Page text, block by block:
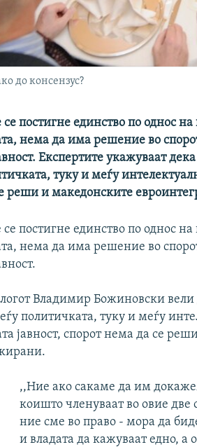
до консензус?
постигне единство по однос
нема да има решение во
Експертите укажуваат
туку и меѓу
реши и македонските
постигне единство по однос
нема да има решение во
Владимир Божиновски вели
политичката, туку и меѓу
јавност, спорот нема да се
,,Ние ако сакаме да им
коишто членуваат во овие
ние сме во право - мора да
и владата да кажуваат едно, а